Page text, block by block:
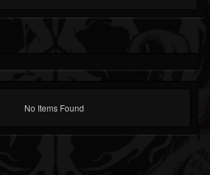
No Items Found